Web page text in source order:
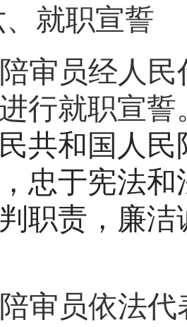
、就职宣誓
审员经人
行就职宣
共和国人
忠于宪法
职责，廉
审员依法